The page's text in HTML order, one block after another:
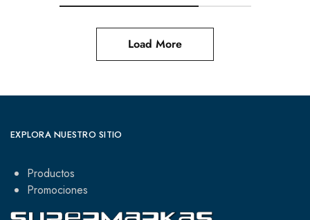
Load More
EXPLORA NUESTRO SITIO
Productos
Promociones